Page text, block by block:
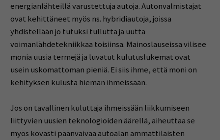
energianlähteillä varustettuja autoja. Autonvalmistajat
ovat kehittäneet myös ns. hybridiautoja, joissa
yhdistellään jo tutuksi tullutta ja uutta
voimanlähdetekniikkaa toisiinsa. Mainoslauseissa vilisee
monia uusia termejä ja luvatut kulutuslukemat ovat
usein uskomattoman pieniä. Ei siis ihme, että moni on
kehityksen kulusta hieman ihmeissään.
Jos on tavallinen kuluttaja ihmeissään liikkumiseen
liittyvien uusien teknologioiden äärellä, aiheuttaa se
myös kovasti päänvaivaa autoalan ammattilaisten